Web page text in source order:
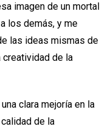
imagen de un mortal
los demás, y me
las ideas mismas de
creatividad de la
clara mejoría en la
de la